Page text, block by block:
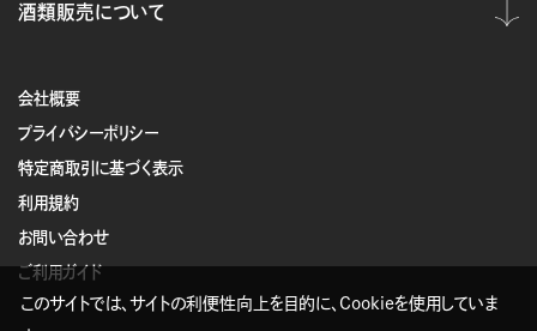
会社概要
プライバシーポリシー
特定商取引に基づく表示
利用規約
お問い合わせ
ご利用ガイド
酒類販売について
このサイトでは、サイトの利便性向上を目的に、Cookieを使用していま